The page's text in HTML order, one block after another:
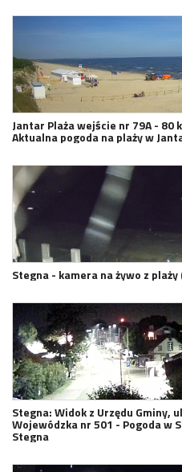
Jantar Plaża wejście nr 79A - 80
Aktualna pogoda na plaży w
Stegna - kamera na żywo z
Stegna: Widok z Urzędu Gminy,
Wojewódzka nr 501 - Pogoda w
Stegna